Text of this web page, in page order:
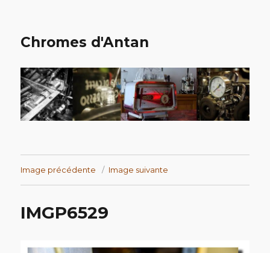
Chromes d'Antan
Image précédente Image suivante
IMGP6529